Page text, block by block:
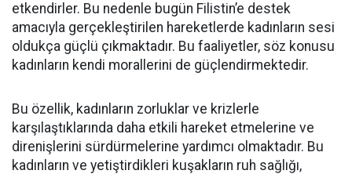
etkendirler. Bu nedenle bugün Filistin’e destek
amacıyla gerçekleştirilen hareketlerde kadınların sesi
oldukça güçlü çıkmaktadır. Bu faaliyetler, söz konusu
kadınların kendi morallerini de güçlendirmektedir.
Bu özellik, kadınların zorluklar ve krizlerle
karşılaştıklarında daha etkili hareket etmelerine ve
direnişlerini sürdürmelerine yardımcı olmaktadır. Bu
kadınların ve yetiştirdikleri kuşakların ruh sağlığı,